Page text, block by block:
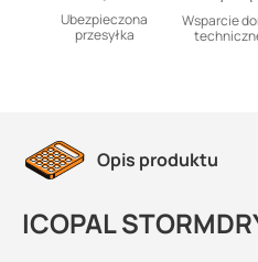
Ubezpieczona
przesyłka
Wsparcie
Opis produktu
ICOPAL